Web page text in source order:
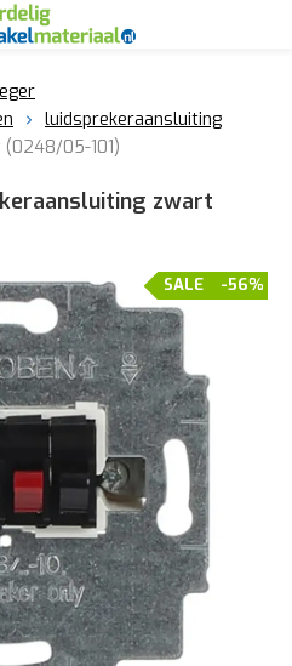
luidsprekeraansluiting
05-101)
zwart
-56%
SALE